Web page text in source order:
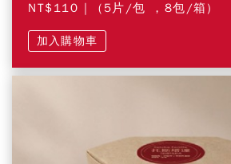
NT$110 | (5片/包 ，8包/箱)
加入購物車